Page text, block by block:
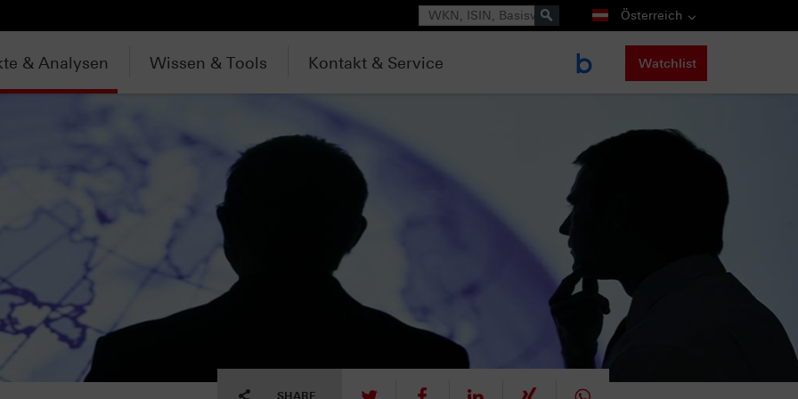
Suche Österreich
& Analysen Wissen & Tools Kontakt & Service Watchlist
SHARE tweet mitteilen